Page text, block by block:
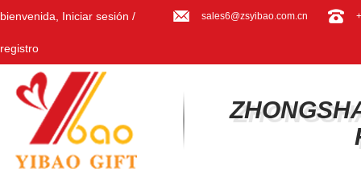
bienvenida, Iniciar sesión /
registro
sales6@zsyibao.com.cn